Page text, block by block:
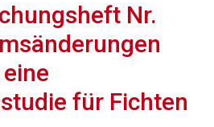
Nr.
für Fichten